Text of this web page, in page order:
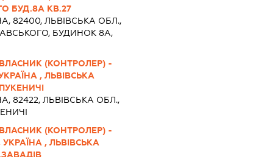
БУД.8А КВ.27
82400, ЛЬВІВСЬКА ОБЛ.,
БУДИНОК 8А,
(КОНТРОЛЕР) -
, ЛЬВІВСЬКА
82422, ЛЬВІВСЬКА ОБЛ.,
(КОНТРОЛЕР) -
, ЛЬВІВСЬКА